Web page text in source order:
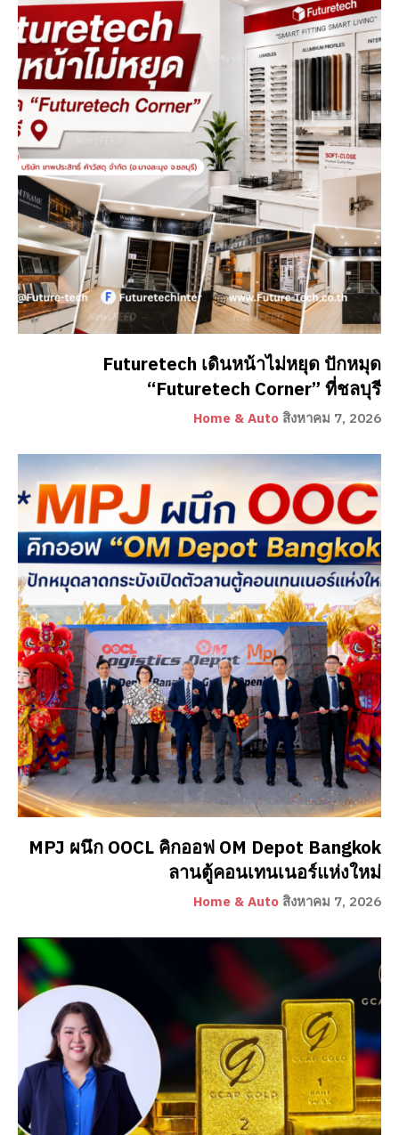
Futuretech เดินหน้าไม่หยุด ปักหมุด
“Futuretech Corner” ที่ชลบุรี
Home & Auto สิงหาคม 7, 2026
MPJ ผนึก OOCL คิกออฟ OM Depot Bangkok
ลานตู้คอนเทนเนอร์แห่งใหม่
Home & Auto สิงหาคม 7, 2026